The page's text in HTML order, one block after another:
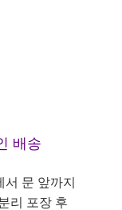
배송
문 앞까지
리 포장 후